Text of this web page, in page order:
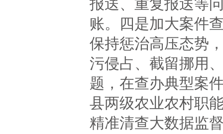
报送、重复报送等
账。四是加大案件
保持惩治高压态势
污侵占、截留挪用
题，在查办典型案
县两级农业农村职
精准清查大数据监